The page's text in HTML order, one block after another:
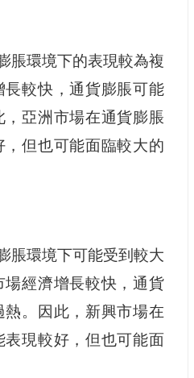
脹環境下的表現較為複
較快，通貨膨脹可能
亞洲市場在通貨膨脹
但也可能面臨較大的
脹環境下可能受到較大
場經濟增長較快，通貨
熱。因此，新興市場在
現較好，但也可能面